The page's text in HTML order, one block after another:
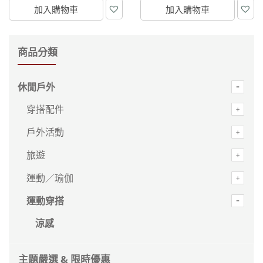
加入購物車 加入購物車
商品分類
休閒戶外
穿搭配件
戶外活動
旅遊
運動／瑜伽
運動穿搭
涼感
主題嚴選 & 限時優惠